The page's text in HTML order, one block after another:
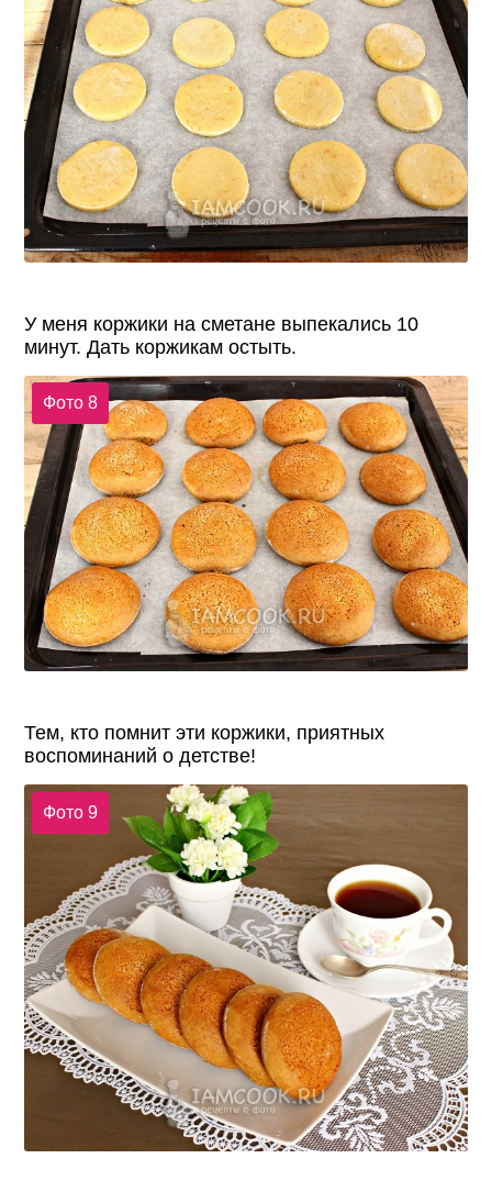
У меня коржики на сметане выпекались 10
минут. Дать коржикам остыть.
Фото 8
Тем, кто помнит эти коржики, приятных
воспоминаний о детстве!
Фото 9